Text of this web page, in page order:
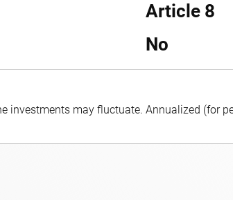
Article 8
No
investments may fluctuate. Annualized (for